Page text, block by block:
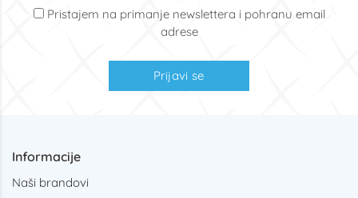
Pristajem na primanje newslettera i pohranu email
adrese
Prijavi se
Informacije
Naši brandovi